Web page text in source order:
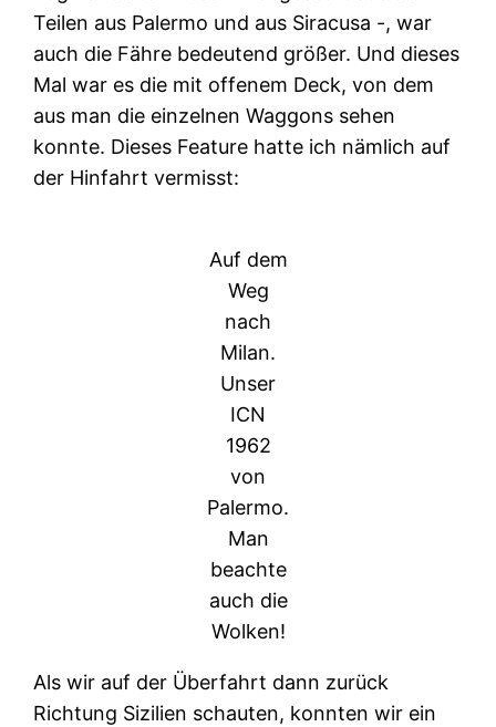
Teilen aus Palermo und aus Siracusa -, war
auch die Fähre bedeutend größer. Und dieses
Mal war es die mit offenem Deck, von dem
aus man die einzelnen Waggons sehen
konnte. Dieses Feature hatte ich nämlich auf
der Hinfahrt vermisst:
Auf dem
Weg
nach
Milan.
Unser
ICN
1962
von
Palermo.
Man
beachte
auch die
Wolken!
Als wir auf der Überfahrt dann zurück
Richtung Sizilien schauten, konnten wir ein